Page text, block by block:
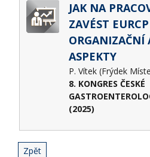
JAK NA
ZAVÉST
ORGANIZAČNÍ
ASPEKTY
P. Vítek (Frýdek
8. KONGRES ČESKÉ
(2025)
Zpět